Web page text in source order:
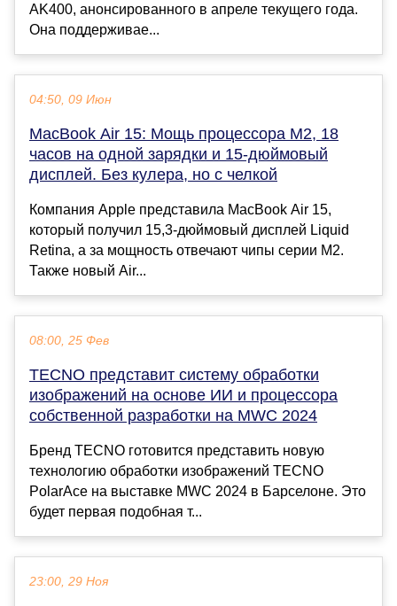
AK400, анонсированного в апреле текущего года.
Она поддерживае...
04:50, 09 Июн
MacBook Air 15: Мощь процессора M2, 18
часов на одной зарядки и 15-дюймовый
дисплей. Без кулера, но с челкой
Компания Apple представила MacBook Air 15,
который получил 15,3-дюймовый дисплей Liquid
Retina, а за мощность отвечают чипы серии M2.
Также новый Air...
08:00, 25 Фев
TECNO представит систему обработки
изображений на основе ИИ и процессора
собственной разработки на MWC 2024
Бренд TECNO готовится представить новую
технологию обработки изображений TECNO
PolarAce на выставке MWC 2024 в Барселоне. Это
будет первая подобная т...
23:00, 29 Ноя